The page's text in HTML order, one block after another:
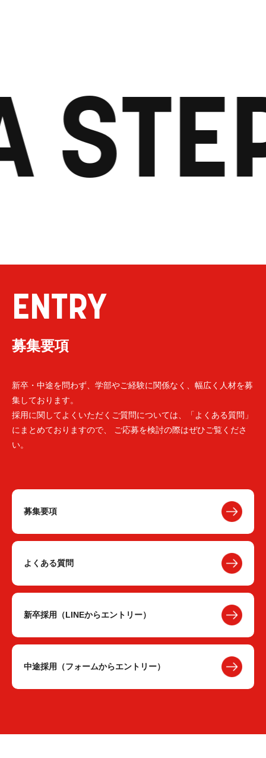
ENTRY
募集要項
新卒・中途を問わず、学部やご経験に関係なく、幅広く人材を募
集しております。
採用に関してよくいただくご質問については、「よくある質問」
にまとめておりますので、 ご応募を検討の際はぜひご覧くださ
い。
募集要項
よくある質問
新卒採用（LINEからエントリー）
中途採用（フォームからエントリー）